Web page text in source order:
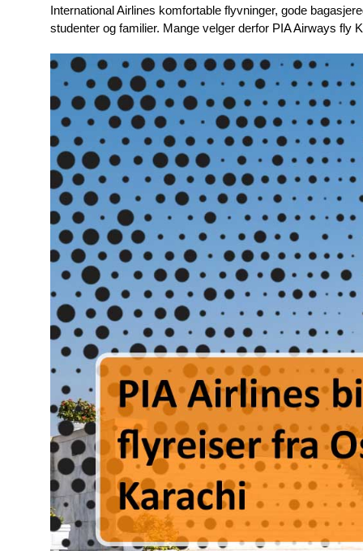
International Airlines komfortable flyvninger, gode
studenter og familier. Mange velger derfor PIA Airways fly